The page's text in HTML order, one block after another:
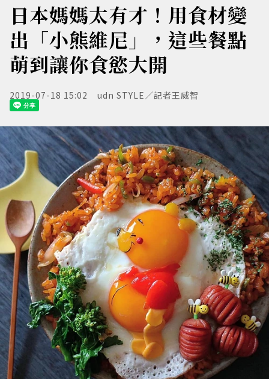
日本媽媽太有才！用食材變
出「小熊維尼」，這些餐點
萌到讓你食慾大開
2019-07-18 15:02 udn STYLE／記者王威智